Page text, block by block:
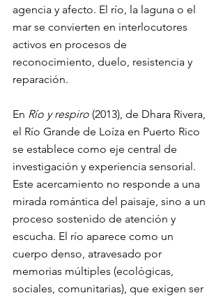
agencia y afecto. El río, la laguna o el
mar se convierten en interlocutores
activos en procesos de
reconocimiento, duelo, resistencia y
reparación.
En Río y respiro (2013), de Dhara Rivera,
el Río Grande de Loíza en Puerto Rico
se establece como eje central de
investigación y experiencia sensorial.
Este acercamiento no responde a una
mirada romántica del paisaje, sino a un
proceso sostenido de atención y
escucha. El río aparece como un
cuerpo denso, atravesado por
memorias múltiples (ecológicas,
sociales, comunitarias), que exigen ser